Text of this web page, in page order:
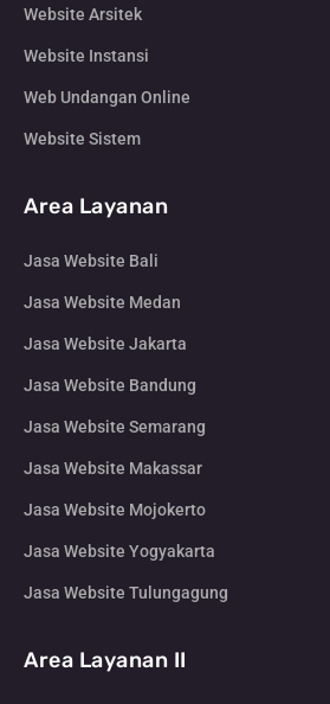
Website Arsitek
Website Instansi
Web Undangan Online
Website Sistem
Area Layanan
Jasa Website Bali
Jasa Website Medan
Jasa Website Jakarta
Jasa Website Bandung
Jasa Website Semarang
Jasa Website Makassar
Jasa Website Mojokerto
Jasa Website Yogyakarta
Jasa Website Tulungagung
Area Layanan II